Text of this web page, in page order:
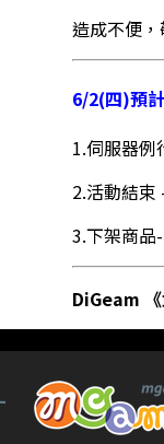
造成不便
6/2(四)預
1.伺服器例
2.活動結束
3.下架商品
DiGeam